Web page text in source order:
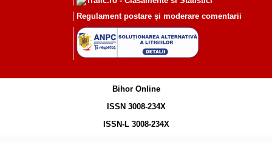
Regulament postare și moderare comentarii
Bihor Online
ISSN 3008-234X
ISSN-L 3008-234X